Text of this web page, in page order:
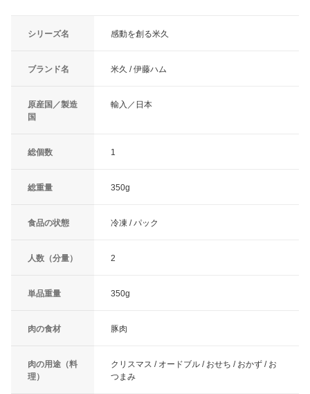
シリーズ名 感動を創る米久
ブランド名 米久 / 伊藤ハム
原産国／製造
国
輸入／日本
総個数 1
総重量 350g
食品の状態 冷凍 / パック
人数（分量） 2
単品重量 350g
肉の食材 豚肉
肉の用途（料
理）
クリスマス / オードブル / おせち / おかず / お
つまみ